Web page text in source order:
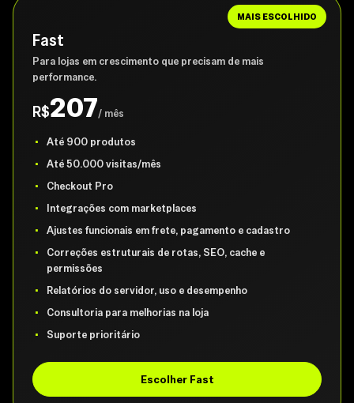
MAIS ESCOLHIDO
Fast
Para lojas em crescimento que precisam de mais
performance.
R$207/ mês
Até 900 produtos
Até 50.000 visitas/mês
Checkout Pro
Integrações com marketplaces
Ajustes funcionais em frete, pagamento e cadastro
Correções estruturais de rotas, SEO, cache e
permissões
Relatórios do servidor, uso e desempenho
Consultoria para melhorias na loja
Suporte prioritário
Escolher Fast